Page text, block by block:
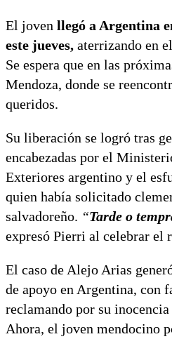
El joven llegó a Argentina
este jueves, aterrizando en
Se espera que en las
Mendoza, donde se
queridos.
Su liberación se logró tras
encabezadas por el
Exteriores argentino y el
quien había solicitado
salvadoreño. “Tarde o
expresó Pierri al celebrar el
El caso de Alejo Arias
de apoyo en Argentina, con
reclamando por su
Ahora, el joven mendocino